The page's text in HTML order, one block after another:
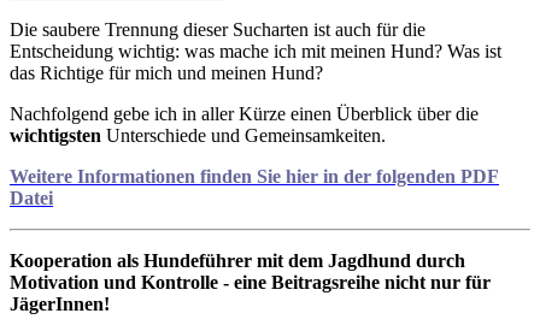
Die saubere Trennung dieser Sucharten ist auch für die
Entscheidung wichtig: was mache ich mit meinen Hund? Was ist
das Richtige für mich und meinen Hund?
Nachfolgend gebe ich in aller Kürze einen Überblick über die
wichtigsten Unterschiede und Gemeinsamkeiten.
Weitere Informationen finden Sie hier in der folgenden PDF
Datei
Kooperation als Hundeführer mit dem Jagdhund durch
Motivation und Kontrolle - eine Beitragsreihe nicht nur für
JägerInnen!